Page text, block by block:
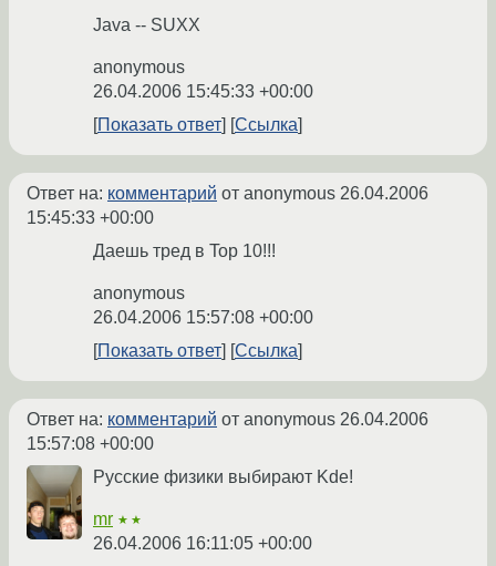
Java -- SUXX
anonymous
26.04.2006 15:45:33 +00:00
Показать ответ
Ссылка
Ответ на: комментарий от anonymous 26.04.2006
15:45:33 +00:00
Даешь тред в Top 10!!!
anonymous
26.04.2006 15:57:08 +00:00
Показать ответ
Ссылка
Ответ на: комментарий от anonymous 26.04.2006
15:57:08 +00:00
Русские физики выбирают Kde!
mr ★★
26.04.2006 16:11:05 +00:00